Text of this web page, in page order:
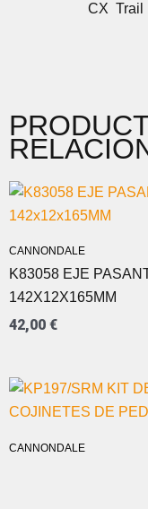
CX Trail
CANNONDALE
K83058 EJE
142X12X165MM
42,00 €
CANNONDALE